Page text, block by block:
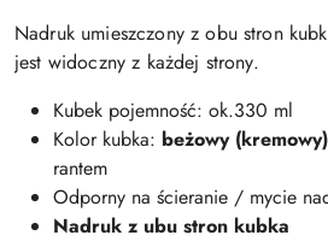
Nadruk umieszczony z obu stron
jest widoczny z każdej strony.
Kubek pojemność: ok.330 ml
Kolor kubka: beżowy (kremowy)
rantem
Odporny na ścieranie / mycie
Nadruk z ubu stron kubka